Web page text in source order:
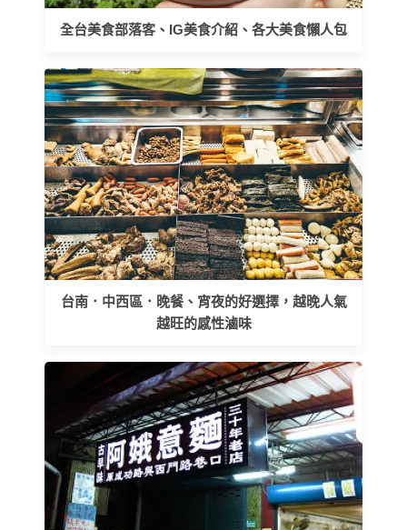
全台美食部落客、IG美食介紹、各大美食懶人包
台南．中西區．晚餐、宵夜的好選擇，越晚人氣
越旺的感性滷味